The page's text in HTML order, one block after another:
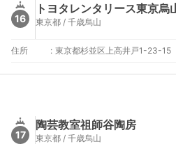
16
トヨタレンタリース東京烏
東京都 / 千歳烏山
住所 : 東京都杉並区上高井戸1-23-15
17
陶芸教室祖師谷陶房
東京都 / 千歳烏山